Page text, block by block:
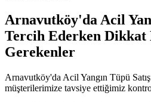
Arnavutköy'da Acil
Tercih Ederken Dikkat
Gerekenler
Arnavutköy'da Acil Yangın Tüpü
müşterilerimize tavsiye ettiğimiz